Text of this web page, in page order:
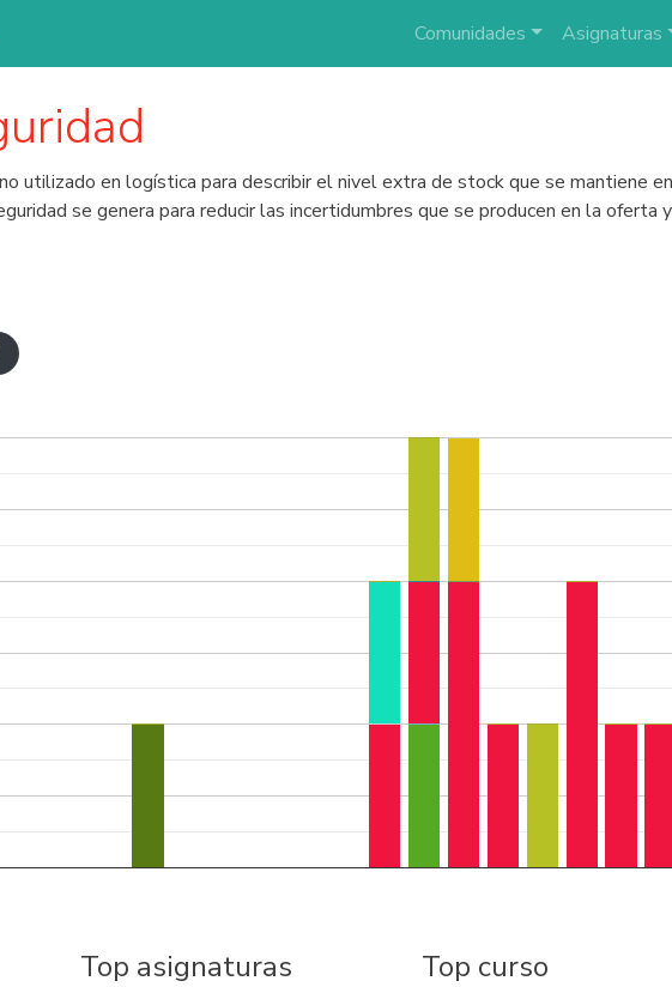
Comunidades Asignaturas
utilizado en logística para describir el nivel extra de stock que se mantiene
se genera para reducir las incertidumbres que se producen en la oferta
Top asignaturas Top curso